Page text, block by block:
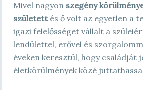
Mivel nagyon szegény
születettés ő volt az egyetlen a
igazi felelősséget vállalt a
lendülettel, erővel és
éveken keresztül, hogy családját
életkörülmények közé